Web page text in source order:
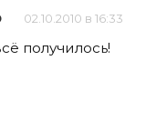
02.10.2010 в 16:33
получилось!